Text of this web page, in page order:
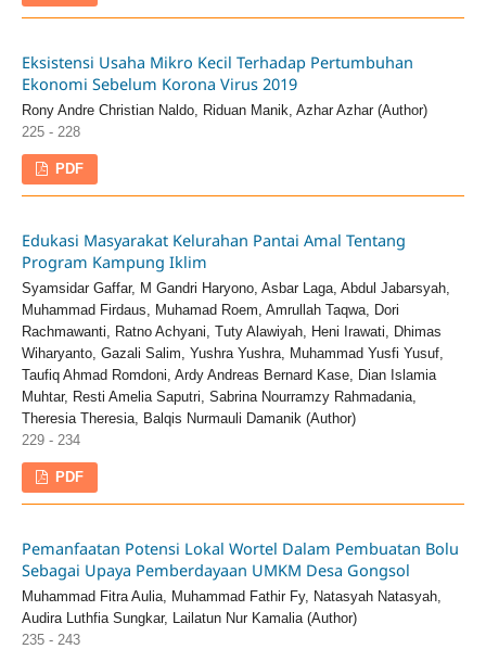
Eksistensi Usaha Mikro Kecil Terhadap Pertumbuhan
Ekonomi Sebelum Korona Virus 2019
Rony Andre Christian Naldo, Riduan Manik, Azhar Azhar (Author)
225 - 228
PDF
Edukasi Masyarakat Kelurahan Pantai Amal Tentang
Program Kampung Iklim
Syamsidar Gaffar, M Gandri Haryono, Asbar Laga, Abdul Jabarsyah,
Muhammad Firdaus, Muhamad Roem, Amrullah Taqwa, Dori
Rachmawanti, Ratno Achyani, Tuty Alawiyah, Heni Irawati, Dhimas
Wiharyanto, Gazali Salim, Yushra Yushra, Muhammad Yusfi Yusuf,
Taufiq Ahmad Romdoni, Ardy Andreas Bernard Kase, Dian Islamia
Muhtar, Resti Amelia Saputri, Sabrina Nourramzy Rahmadania,
Theresia Theresia, Balqis Nurmauli Damanik (Author)
229 - 234
PDF
Pemanfaatan Potensi Lokal Wortel Dalam Pembuatan Bolu
Sebagai Upaya Pemberdayaan UMKM Desa Gongsol
Muhammad Fitra Aulia, Muhammad Fathir Fy, Natasyah Natasyah,
Audira Luthfia Sungkar, Lailatun Nur Kamalia (Author)
235 - 243